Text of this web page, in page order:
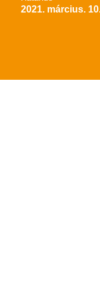
2021. március.